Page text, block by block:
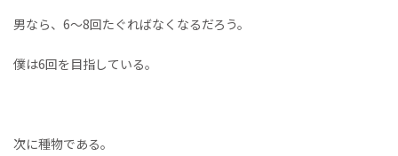
男なら、6〜8回たぐればなくなるだろう。
僕は6回を目指している。
次に種物である。